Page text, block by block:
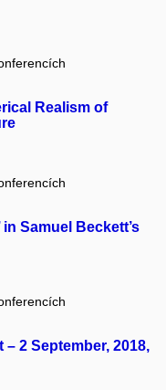
Realism of
in Samuel Beckett’s
2 September, 2018,